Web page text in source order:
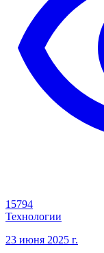
15794
Технологии
23 июня 2025 г.